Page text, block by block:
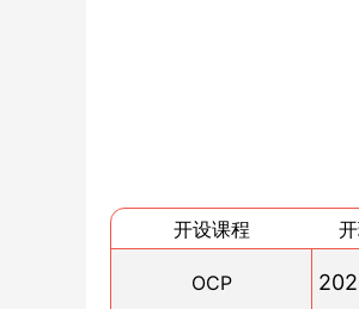
HCIP安全认证：实验题实战
2025/04/24
为什么选择PostgreSQL而
开设课程
OCP